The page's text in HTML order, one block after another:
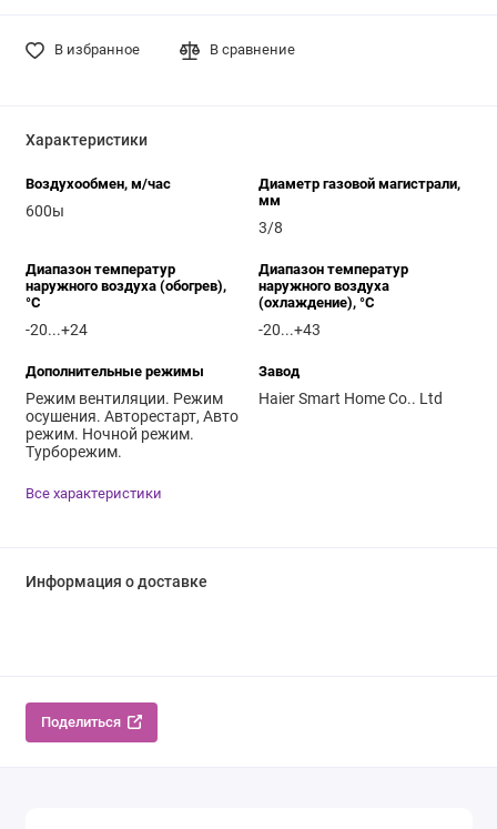
В избранное В сравнение
Характеристики
Воздухообмен, м/час
600ы
Диаметр газовой магистрали,
мм
3/8
Диапазон температур
наружного воздуха (обогрев),
°C
-20...+24
Диапазон температур
наружного воздуха
(охлаждение), °C
-20...+43
Дополнительные режимы
Режим вентиляции. Режим
осушения. Авторестарт, Авто
режим. Ночной режим.
Турборежим.
Завод
Haier Smart Home Co.. Ltd
Все характеристики
Информация о доставке
Поделиться